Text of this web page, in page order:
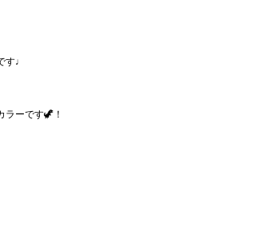
す♩
ーです🦖！